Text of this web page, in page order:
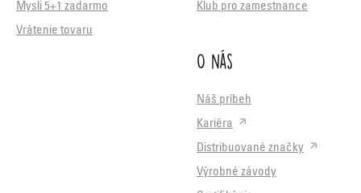
Mysli 5+1 zadarmo
Vrátenie tovaru
Klub pro zamestnance
O nás
Náš príbeh
Kariéra
Distribuované značky
Výrobné závody